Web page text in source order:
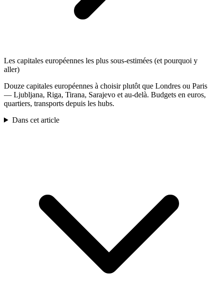
Les capitales européennes les plus sous-estimées (et pourquoi y
aller)
Douze capitales européennes à choisir plutôt que Londres ou Paris
— Ljubljana, Riga, Tirana, Sarajevo et au-delà. Budgets en euros,
quartiers, transports depuis les hubs.
Dans cet article